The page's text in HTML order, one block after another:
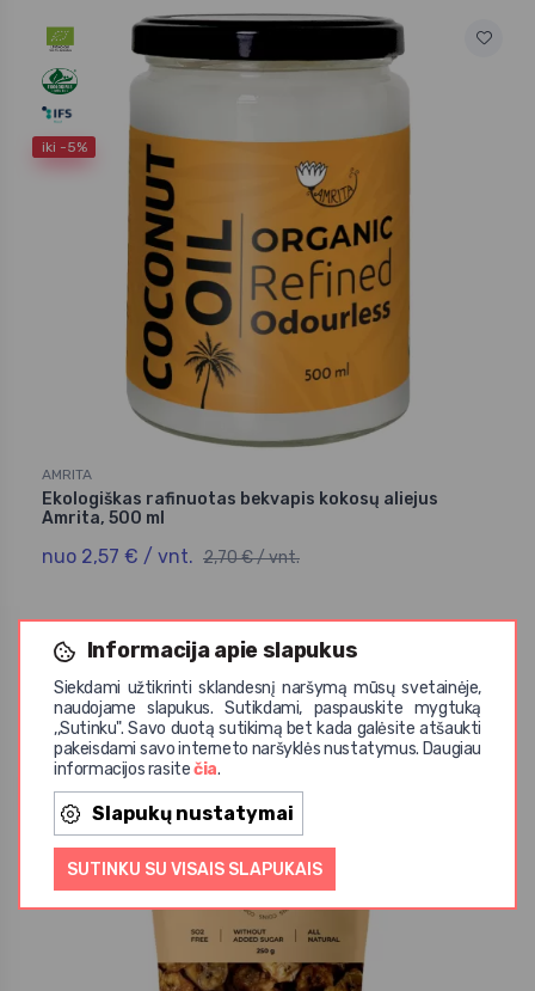
Informacija apie slapukus
Siekdami užtikrinti sklandesnį naršymą mūsų svetainėje,
naudojame slapukus. Sutikdami, paspauskite mygtuką
,,Sutinku". Savo duotą sutikimą bet kada galėsite atšaukti
pakeisdami savo interneto naršyklės nustatymus. Daugiau
informacijos rasitečia.
Slapukų nustatymai
SUTINKU SU VISAIS SLAPUKAIS
iki -5%
AMRITA
Ekologiškas rafinuotas bekvapis kokosų aliejus
Amrita, 500 ml
nuo 2,57 € / vnt. 2,70 € / vnt.
Akcija
iki -20%